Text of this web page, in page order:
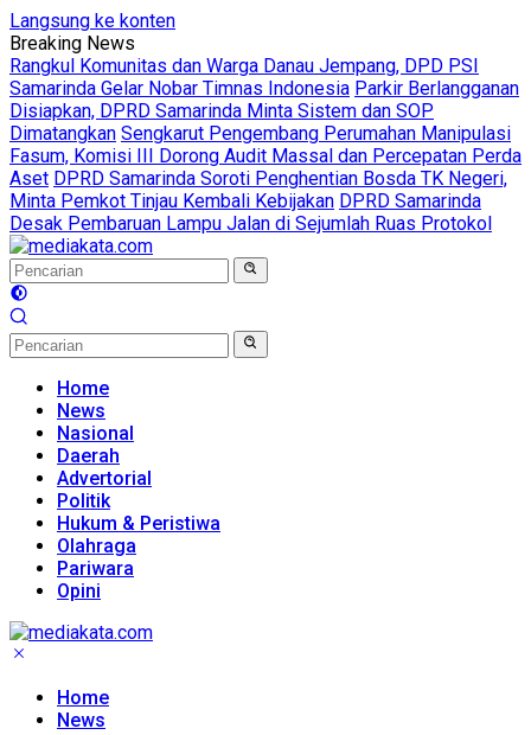
Langsung ke konten
Breaking News
Rangkul Komunitas dan Warga Danau Jempang, DPD PSI
Samarinda Gelar Nobar Timnas Indonesia Parkir Berlangganan
Disiapkan, DPRD Samarinda Minta Sistem dan SOP
Dimatangkan Sengkarut Pengembang Perumahan Manipulasi
Fasum, Komisi III Dorong Audit Massal dan Percepatan Perda
Aset DPRD Samarinda Soroti Penghentian Bosda TK Negeri,
Minta Pemkot Tinjau Kembali Kebijakan DPRD Samarinda
Desak Pembaruan Lampu Jalan di Sejumlah Ruas Protokol
Home
News
Nasional
Daerah
Advertorial
Politik
Hukum & Peristiwa
Olahraga
Pariwara
Opini
Home
News